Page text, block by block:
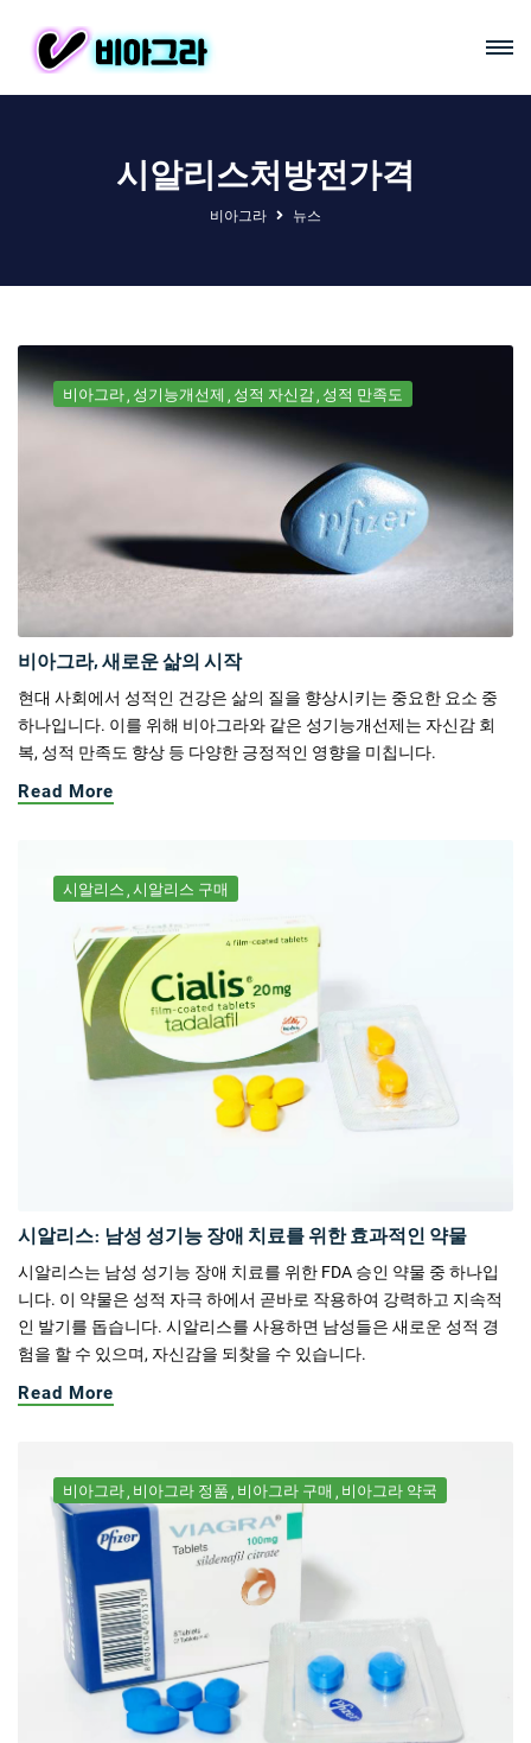
시알리스처방전가격
비아그라 뉴스
비아그라 성기능개선제 성적 자신감 성적 만족도
비아그라, 새로운 삶의 시작
현대 사회에서 성적인 건강은 삶의 질을 향상시키는 중요한 요소 중
하나입니다. 이를 위해 비아그라와 같은 성기능개선제는 자신감 회
복, 성적 만족도 향상 등 다양한 긍정적인 영향을 미칩니다.
Read More
시알리스 시알리스 구매
시알리스: 남성 성기능 장애 치료를 위한 효과적인 약물
시알리스는 남성 성기능 장애 치료를 위한 FDA 승인 약물 중 하나입
니다. 이 약물은 성적 자극 하에서 곧바로 작용하여 강력하고 지속적
인 발기를 돕습니다. 시알리스를 사용하면 남성들은 새로운 성적 경
험을 할 수 있으며, 자신감을 되찾을 수 있습니다.
Read More
비아그라 비아그라 정품 비아그라 구매 비아그라 약국